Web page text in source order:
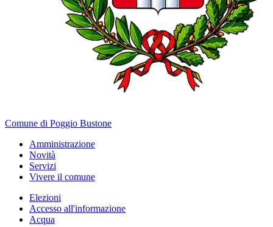
Comune di Poggio Bustone
Amministrazione
Novità
Servizi
Vivere il comune
Elezioni
Accesso all'informazione
Acqua